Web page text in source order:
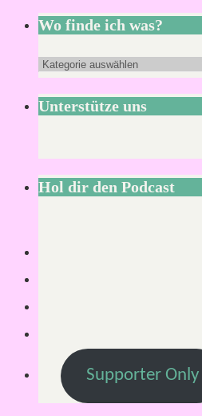
nach:
Wo finde ich was?
Wo
finde
ich
Unterstütze uns
Hol dir den Podcast
Supporter Only